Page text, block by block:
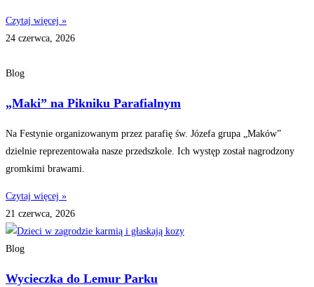
Czytaj więcej »
24 czerwca, 2026
Blog
„Maki” na Pikniku Parafialnym
Na Festynie organizowanym przez parafię św. Józefa grupa „Maków”
dzielnie reprezentowała nasze przedszkole. Ich występ został nagrodzony
gromkimi brawami.
Czytaj więcej »
21 czerwca, 2026
Blog
Wycieczka do Lemur Parku